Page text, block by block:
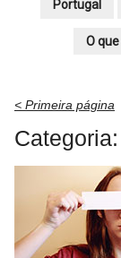
Portugal
O que
< Primeira página